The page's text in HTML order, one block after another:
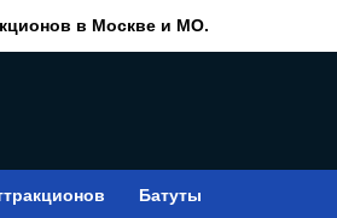
в Москве и МО.
Батуты